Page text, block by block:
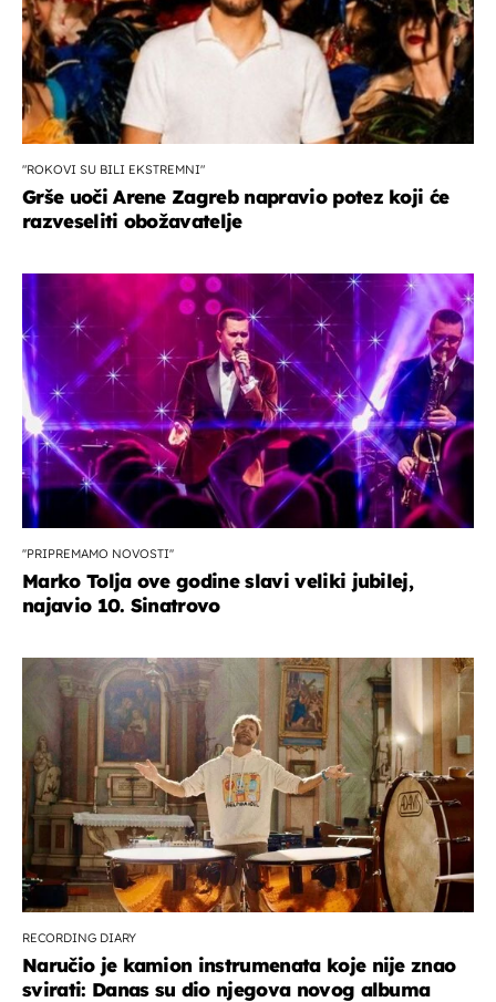
"ROKOVI SU BILI EKSTREMNI"
Grše uoči Arene Zagreb napravio potez koji će
razveseliti obožavatelje
''PRIPREMAMO NOVOSTI''
Marko Tolja ove godine slavi veliki jubilej,
najavio 10. Sinatrovo
RECORDING DIARY
Naručio je kamion instrumenata koje nije znao
svirati: Danas su dio njegova novog albuma